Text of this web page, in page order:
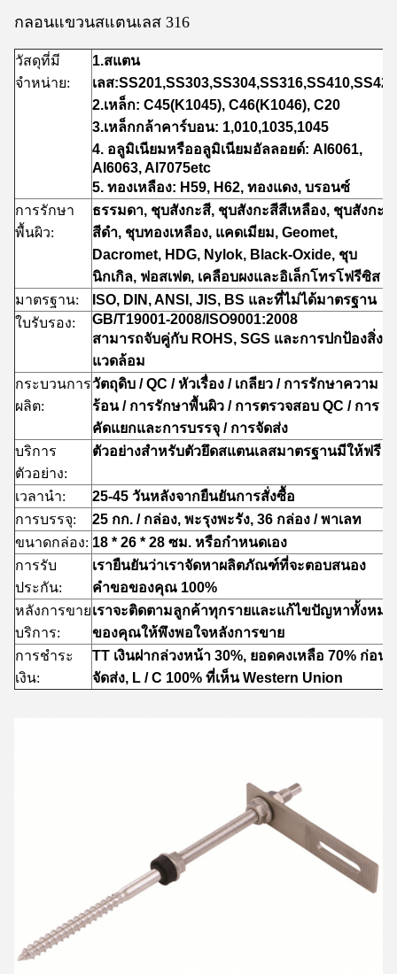
กลอนแขวนสแตนเลส 316
วัสดุที่มี
จำหน่าย:
1.สแตน
เลส:SS201,SS303,SS304,SS316,SS410,SS420
2.เหล็ก: C45(K1045), C46(K1046), C20
3.เหล็กกล้าคาร์บอน: 1,010,1035,1045
4. อลูมิเนียมหรืออลูมิเนียมอัลลอยด์: Al6061,
Al6063, Al7075etc
5. ทองเหลือง: H59, H62, ทองแดง, บรอนซ์
การรักษา
พื้นผิว:
ธรรมดา, ชุบสังกะสี, ชุบสังกะสีสีเหลือง, ชุบสังกะสี
สีดำ, ชุบทองเหลือง, แคดเมียม, Geomet,
Dacromet, HDG, Nylok, Black-Oxide, ชุบ
นิกเกิล, ฟอสเฟต, เคลือบผงและอิเล็กโทรโฟรีซิส
มาตรฐาน:
ISO, DIN, ANSI, JIS, BS และที่ไม่ได้มาตรฐาน
ใบรับรอง:
GB/T19001-2008/ISO9001:2008
สามารถจับคู่กับ ROHS, SGS และการปกป้องสิ่ง
แวดล้อม
กระบวนการ
ผลิต:
วัตถุดิบ / QC / หัวเรื่อง / เกลียว / การรักษาความ
ร้อน / การรักษาพื้นผิว / การตรวจสอบ QC / การ
คัดแยกและการบรรจุ / การจัดส่ง
บริการ
ตัวอย่าง:
ตัวอย่างสำหรับตัวยึดสแตนเลสมาตรฐานมีให้ฟรี
เวลานำ:
25-45 วันหลังจากยืนยันการสั่งซื้อ
การบรรจุ:
25 กก. / กล่อง, พะรุงพะรัง, 36 กล่อง / พาเลท
ขนาดกล่อง: 18 * 26 * 28 ซม. หรือกำหนดเอง
การรับ
ประกัน:
เรายืนยันว่าเราจัดหาผลิตภัณฑ์ที่จะตอบสนอง
คำขอของคุณ 100%
หลังการขาย
บริการ:
เราจะติดตามลูกค้าทุกรายและแก้ไขปัญหาทั้งหมด
ของคุณให้พึงพอใจหลังการขาย
การชำระ
เงิน:
TT เงินฝากล่วงหน้า 30%, ยอดคงเหลือ 70% ก่อน
จัดส่ง, L / C 100% ที่เห็น Western Union